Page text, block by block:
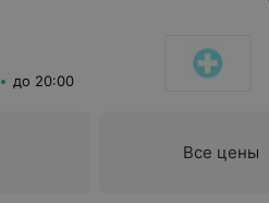
до 20:00
Все цены